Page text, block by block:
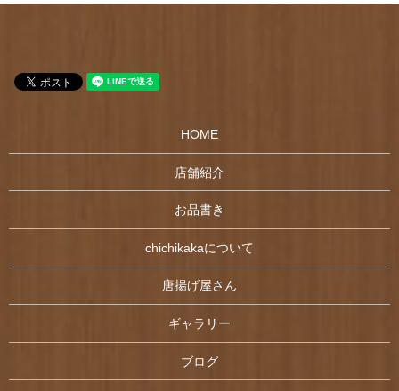
HOME
店舗紹介
お品書き
chichikakaについて
唐揚げ屋さん
ギャラリー
ブログ